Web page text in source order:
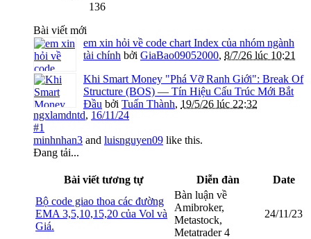
136
Bài viết mới
em xin hỏi về code chart Index của nhóm ngành
tài chính bởi GiaBao09052000, 8/7/26 lúc 10:21
Khi Smart Money "Phá Vỡ Ranh Giới": Break Of
Structure (BOS) — Tín Hiệu Cấu Trúc Mới Bắt
Đầu bởi Tuấn Thành, 19/5/26 lúc 22:32
ngxlamdntd, 16/11/24
#1
minhnhan3 and luisnguyen09 like this.
Đang tải...
Bài viết tương tự Diễn đàn
Date
Bộ code giao thoa các đường
EMA 3,5,10,15,20 của Vol và
Giá.
Bàn luận về
Amibroker,
Metastock,
Metatrader 4
24/11/23